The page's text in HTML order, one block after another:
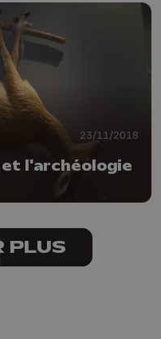
23/11/2018
l'archéologie
PLUS